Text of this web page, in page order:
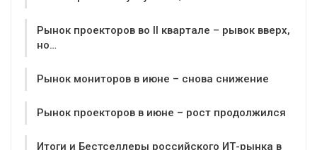
Рынок проекторов во II квартале – рывок вверх,
но…
Рынок мониторов в июне – снова снижение
Рынок проекторов в июне – рост продолжился
Итоги и Бестселлеры российского ИТ-рынка в